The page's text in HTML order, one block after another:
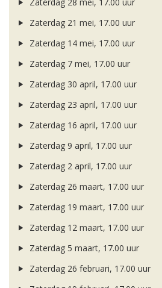
Zaterdag 28 mei, 17.00 uur
Zaterdag 21 mei, 17.00 uur
Zaterdag 14 mei, 17.00 uur
Zaterdag 7 mei, 17.00 uur
Zaterdag 30 april, 17.00 uur
Zaterdag 23 april, 17.00 uur
Zaterdag 16 april, 17.00 uur
Zaterdag 9 april, 17.00 uur
Zaterdag 2 april, 17.00 uur
Zaterdag 26 maart, 17.00 uur
Zaterdag 19 maart, 17.00 uur
Zaterdag 12 maart, 17.00 uur
Zaterdag 5 maart, 17.00 uur
Zaterdag 26 februari, 17.00 uur